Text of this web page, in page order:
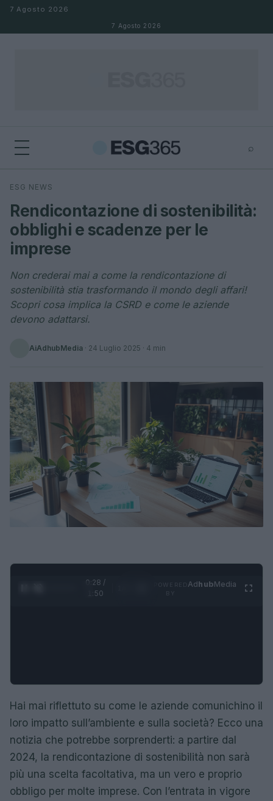
Salta al contenuto
7 Agosto 2026
7 Agosto 2026
⌕
Cerca
ESG NEWS
Rendicontazione di sostenibilità:
obblighi e scadenze per le
imprese
Non crederai mai a come la rendicontazione di
sostenibilità stia trasformando il mondo degli affari!
Scopri cosa implica la CSRD e come le aziende
devono adattarsi.
AiAdhubMedia · 24 Luglio 2025 · 4 min
0:29 /
1:50
AdhubMedia
Hai mai riflettuto su come le aziende comunichino il
loro impatto sull’ambiente e sulla società? Ecco una
notizia che potrebbe sorprenderti: a partire dal
2024, la rendicontazione di sostenibilità non sarà
più una scelta facoltativa, ma un vero e proprio
obbligo per molte imprese. Con l’entrata in vigore